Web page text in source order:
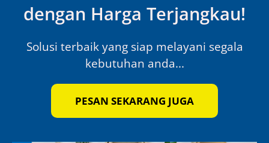
dengan Harga Terjangkau!
Solusi terbaik yang siap melayani segala
kebutuhan anda...
PESAN SEKARANG JUGA